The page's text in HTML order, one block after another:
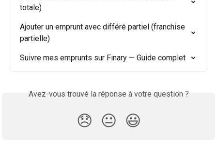
totale)
Ajouter un emprunt avec différé partiel (franchise
partielle)
Suivre mes emprunts sur Finary — Guide complet
Avez-vous trouvé la réponse à votre question ?
😞 😐 😃